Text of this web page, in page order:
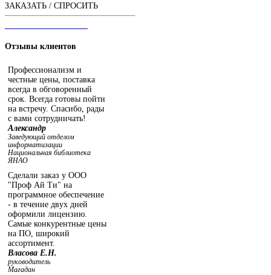
ЗАКАЗАТЬ / СПРОСИТЬ
Отзывы клиентов
Профессионализм и
честные цены, поставка
всегда в обговоренный
срок. Всегда готовы пойти
на встречу. Спасибо, рады
с вами сотрудничать!
Александр
Заведующий отделом
информатизации
Национальная библиотека
ЯНАО
Сделали заказ у ООО
"Проф Ай Ти" на
программное обеспечение
- в течение двух дней
оформили лицензию.
Самые конкурентные цены
на ПО, широкий
ассортимент.
Власова Е.Н.
руководитель
Магадан